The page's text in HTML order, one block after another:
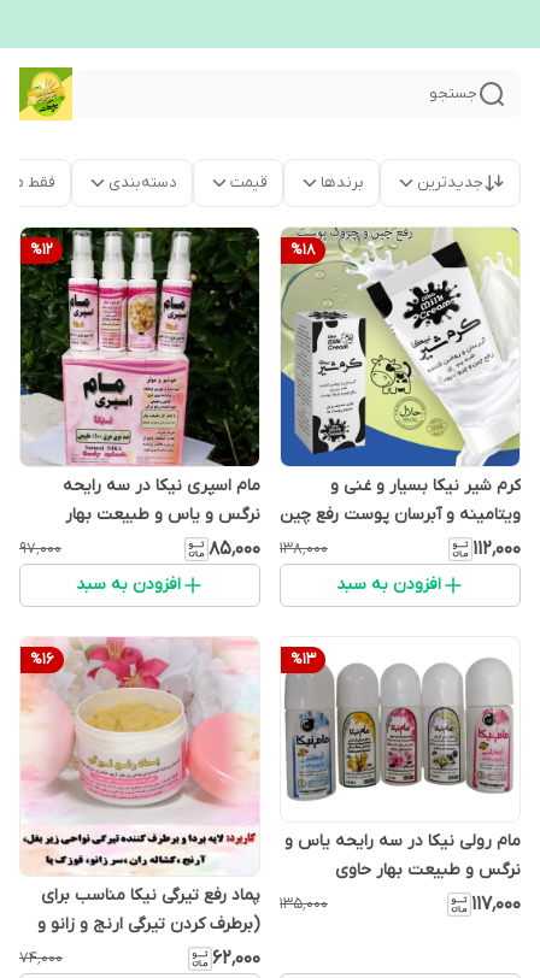
جستجو
جدیدترین برندها قیمت دسته‌بندی فقط
%18
کرم شیر نیکا بسیار و غنی و
ویتامینه و آبرسان پوست رفع چین
و چروک و مناسب تمامی افراد و
جوانساز و ...
۱۱۲٬۰۰۰ ۱۳۸٬۰۰۰
افزودن به سبد
%12
مام اسپری نیکا در سه رایحه
نرگس و یاس و طبیعت بهار
جایگزین خوشبو کننده های
شیمیایی و...
۸۵٬۰۰۰ ۹۷٬۰۰۰
افزودن به سبد
%13
مام رولی نیکا در سه رایحه یاس و
نرگس و طبیعت بهار حاوی
عطرهای درمانی با ژل دهندگی کتیرا
۱۱۷٬۰۰۰ ۱۳۵٬۰۰۰
%16
پماد رفع تیرگی نیکا مناسب برای
(برطرف کردن تیرگی ارنج و زانو و
زیر بغل و ...)
۶۲٬۰۰۰ ۷۴٬۰۰۰